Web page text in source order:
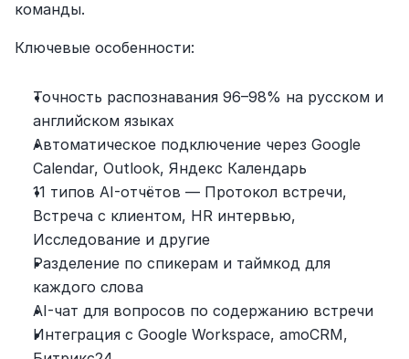
команды.
Ключевые особенности:
Точность распознавания 96–98% на русском и
английском языках
Автоматическое подключение через Google
Calendar, Outlook, Яндекс Календарь
11 типов AI-отчётов — Протокол встречи,
Встреча с клиентом, HR интервью,
Исследование и другие
Разделение по спикерам и таймкод для
каждого слова
AI-чат для вопросов по содержанию встречи
Интеграция с Google Workspace, amoCRM,